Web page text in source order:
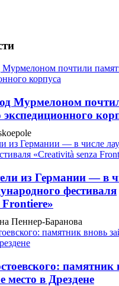
Мурмелоном
экспедиционного
из Германии — в
фестиваля
Frontiere»
Пеннер-Баранова
памятник
место в Дрездене